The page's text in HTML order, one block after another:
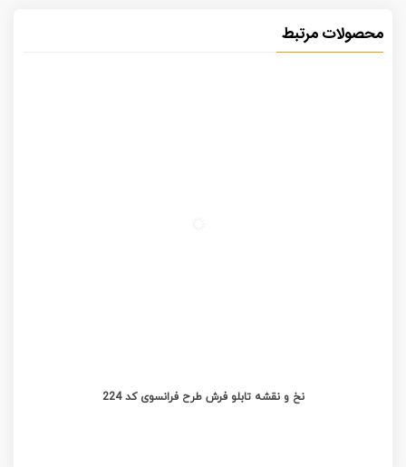
محصولات مرتبط
نخ و نقشه تابلو فرش طرح فرانسوی کد 224